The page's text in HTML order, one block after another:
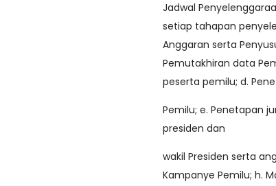
Jadwal
setiap tahapan
Anggaran serta
Pemutakhiran data
peserta pemilu; d.
Pemilu; e. Penetapan
presiden dan
wakil Presiden serta
Kampanye Pemilu; h.